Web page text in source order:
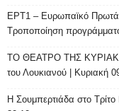
ΕΡΤ1 – Ευρωπαϊκό
Τροποποίηση
ΤΟ ΘΕΑΤΡΟ ΤΗΣ
του Λουκιανού | Κυριακή
H Σουμπερτιάδα στο